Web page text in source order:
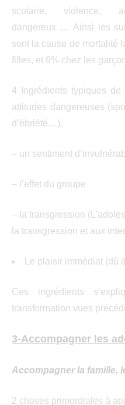
scolaire, violence,
dangereux … Ainsi les
sont la cause de mortalité
filles, et 9% chez les
4 Ingrédients typiques
attitudes dangereuses
d’ébriété…).
– un sentiment
– l’effet du groupe
– la transgression
la transgression et aux
Le plaisir immédiat (dû
Ces ingrédients
transformation vues
3-Accompagner les
Accompagner la famille,
2 choses primordiales à